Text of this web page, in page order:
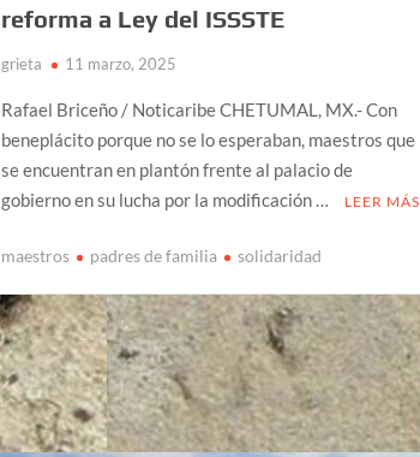
reforma a Ley del ISSSTE
grieta 11 marzo, 2025
Rafael Briceño / Noticaribe CHETUMAL, MX.- Con
beneplácito porque no se lo esperaban, maestros que
se encuentran en plantón frente al palacio de
gobierno en su lucha por la modificación …
LEER MÁS
maestros padres de familia solidaridad